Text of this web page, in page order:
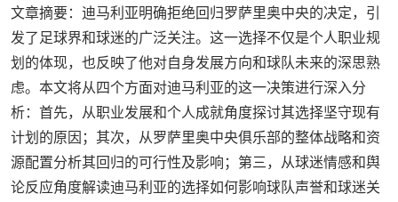
文章摘要：迪马利亚明确拒绝回归罗萨里奥中央的决定，引
发了足球界和球迷的广泛关注。这一选择不仅是个人职业规
划的体现，也反映了他对自身发展方向和球队未来的深思熟
虑。本文将从四个方面对迪马利亚的这一决策进行深入分
析：首先，从职业发展和个人成就角度探讨其选择坚守现有
计划的原因；其次，从罗萨里奥中央俱乐部的整体战略和资
源配置分析其回归的可行性及影响；第三，从球迷情感和舆
论反应角度解读迪马利亚的选择如何影响球队声誉和球迷关